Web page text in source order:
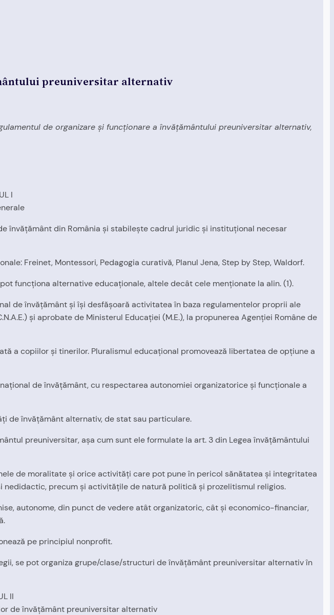
preuniversitar alternativ
de organizare şi funcţionare a învăţământului preuniversitar alternativ,
I
învăţământ din România şi stabileşte cadrul juridic şi instituţional necesar
Freinet, Montessori, Pedagogia curativă, Planul Jena, Step by Step, Waldorf.
funcţiona alternative educaţionale, altele decât cele menţionate la alin. (1).
de învăţământ şi îşi desfăşoară activitatea în baza regulamentelor proprii ale
şi aprobate de Ministerul Educaţiei (M.E.), la propunerea Agenţiei Române de
a copiilor şi tinerilor. Pluralismul educaţional promovează libertatea de opţiune a
de învăţământ, cu respectarea autonomiei organizatorice şi funcţionale a
de învăţământ alternativ, de stat sau particulare.
preuniversitar, aşa cum sunt ele formulate la art. 3 din Legea învăţământului
de moralitate şi orice activităţi care pot pune în pericol sănătatea şi integritatea
precum şi activităţile de natură politică şi prozelitismul religios.
autonome, din punct de vedere atât organizatoric, cât şi economico-financiar,
pe principiul nonprofit.
se pot organiza grupe/clase/structuri de învăţământ preuniversitar alternativ în
II
de învăţământ preuniversitar alternativ